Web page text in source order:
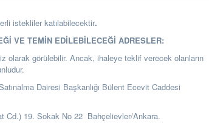
istekliler katılabilecektir.
VE TEMİN EDİLEBİLECEĞİ ADRESLER:
olarak görülebilir. Ancak, ihaleye teklif verecek olanların
Dairesi Başkanlığı Bülent Ecevit Caddesi
Cd.) 19. Sokak No 22 Bahçelievler/Ankara.